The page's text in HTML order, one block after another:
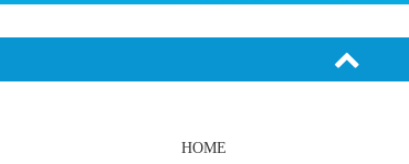
HOME